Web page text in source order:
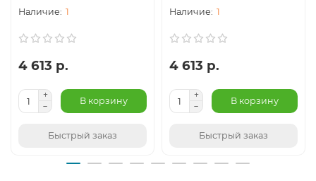
1
4 613 р.
В корзину
Быстрый заказ
1
4 613 р.
В корзину
Быстрый заказ